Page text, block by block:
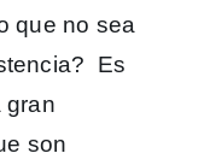
que no sea
Es
gran
son